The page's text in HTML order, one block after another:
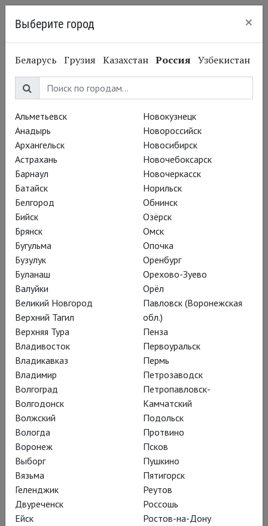
Глобус
Репертуар
Глобус: Антоний и Клеопатра
Остроумная постановка «Глобуса» уверенно освещает все
важные темы пьесы, но с неожиданным уклоном в комедию
Выберите город ×
Беларусь Грузия Казахстан Россия Узбекистан
Альметьевск
Анадырь
Архангельск
Астрахань
Барнаул
Батайск
Белгород
Бийск
Брянск
Бугульма
Бузулук
Буланаш
Валуйки
Великий Новгород
Верхний Тагил
Верхняя Тура
Владивосток
Владикавказ
Владимир
Волгоград
Волгодонск
Волжский
Вологда
Воронеж
Выборг
Вязьма
Геленджик
Двуреченск
Ейск
Новокузнецк
Новороссийск
Новосибирск
Новочебоксарск
Новочеркасск
Норильск
Обнинск
Озёрск
Омск
Опочка
Оренбург
Орехово-Зуево
Орёл
Павловск (Воронежская
обл.)
Пенза
Первоуральск
Пермь
Петрозаводск
Петропавловск-
Камчатский
Подольск
Протвино
Псков
Пушкино
Пятигорск
Реутов
Россошь
Ростов-на-Дону